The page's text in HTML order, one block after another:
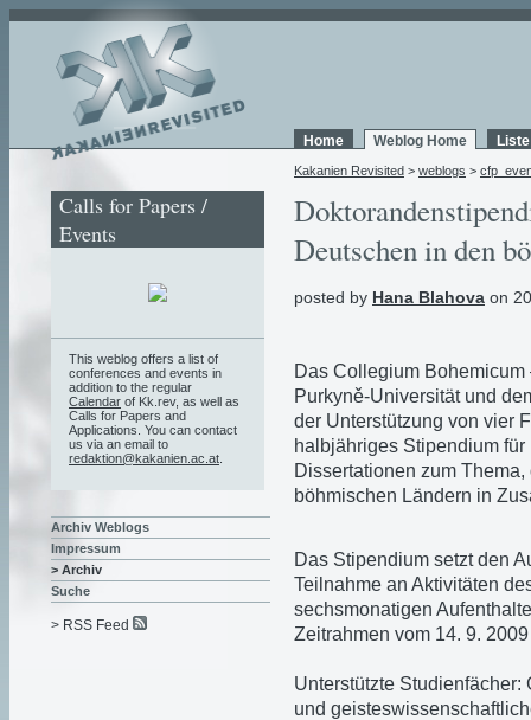
Home Weblog Home
Kakanien Revisited > weblogs >
Deutschen in den
posted by Hana Blahova on
Das Collegium
Purkyně-Universität und
der Unterstützung von vier
halbjähriges Stipendium
Dissertationen zum
böhmischen Ländern in
Das Stipendium setzt den
Teilnahme an Aktivitäten
sechsmonatigen
Zeitrahmen vom 14. 9.
Unterstützte
und
Calls for Papers /
Events
This weblog offers a list of
conferences and events in
addition to the regular
Calendar of Kk.rev, as well as
Calls for Papers and
Applications. You can contact
us via an email to
redaktion@kakanien.ac.at
Archiv Weblogs
Impressum
> Archiv
Suche
> RSS Feed